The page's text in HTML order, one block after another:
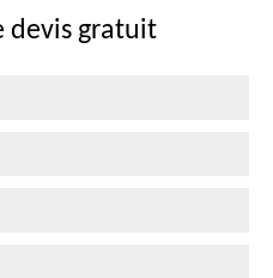
devis gratuit